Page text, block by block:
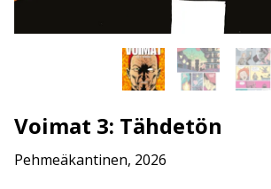
Voimat 3: Tähdetön
Pehmeäkantinen, 2026